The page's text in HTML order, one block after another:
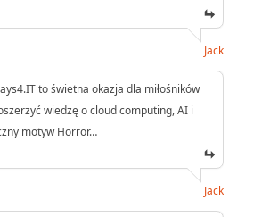
Jack
to świetna okazja dla miłośników
wiedzę o cloud computing, AI i
motyw Horror…
Jack